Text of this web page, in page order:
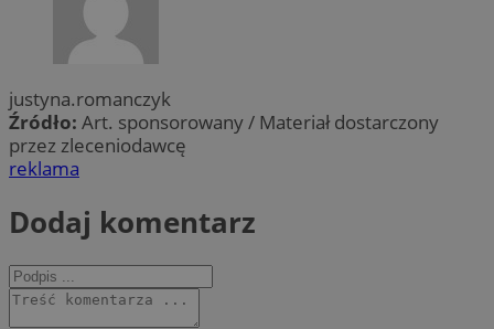
justyna.romanczyk
Źródło: Art. sponsorowany / Materiał dostarczony
przez zleceniodawcę
reklama
Dodaj komentarz